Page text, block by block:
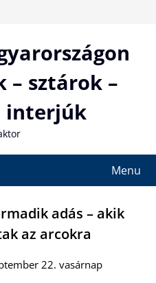
– sztárok –
interjúk
Menu
adás – akik
az arcokra
22. vasárnap